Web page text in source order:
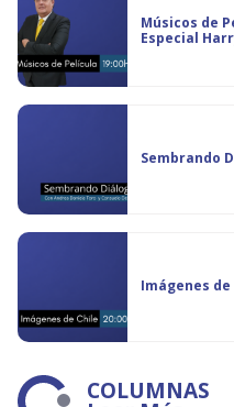
Músicos de
Especial
Sembrando
Imágenes de
COLUMNAS